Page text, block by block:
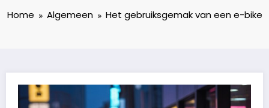
Home Algemeen Het gebruiksgemak van een e-bike